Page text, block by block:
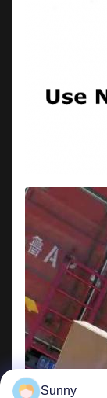
Sunny